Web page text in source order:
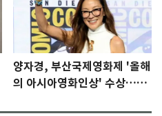
양자경, 부산국제영화제 '올해
의 아시아영화인상' 수상…15